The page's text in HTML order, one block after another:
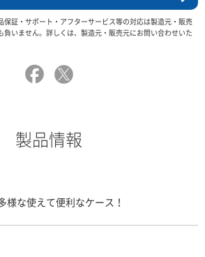
保証・サポート・アフターサービス等の対応は製造元・販売
負いません。詳しくは、製造元・販売元にお問い合わせいた
製品情報
様な使えて便利なケース！